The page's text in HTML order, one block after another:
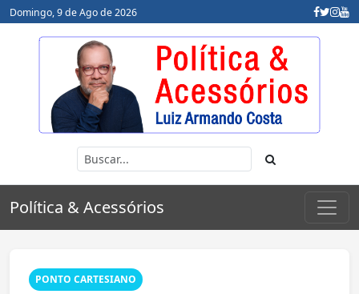
Domingo, 9 de Ago de 2026
Política & Acessórios
PONTO CARTESIANO